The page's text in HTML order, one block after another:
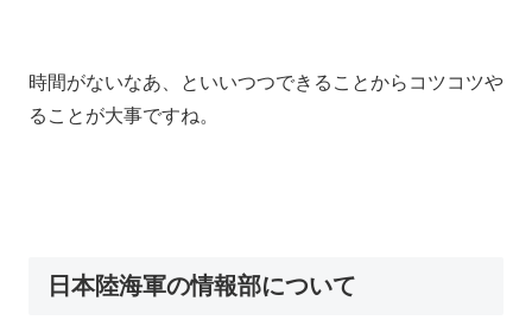
時間がないなあ、といいつつできることからコツコツや
ることが大事ですね。
日本陸海軍の情報部について